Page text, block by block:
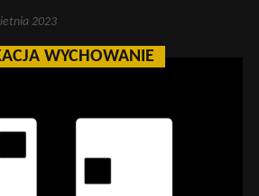
2023
WYCHOWANIE